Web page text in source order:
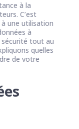
à la
C’est
une utilisation
à
tout au
quelles
de votre